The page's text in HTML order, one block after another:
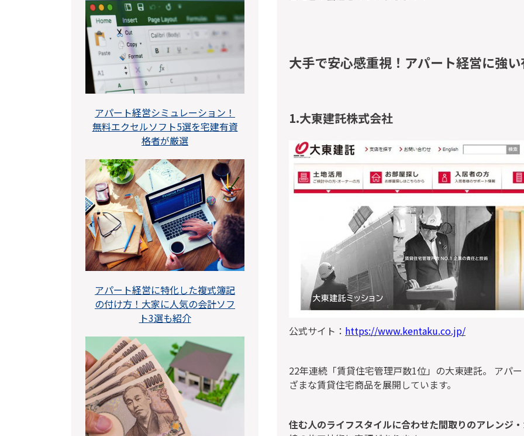
アパート経営シミュレーション！
無料エクセルソフト5選を宅建有資
格者が厳選
アパート経営に特化した複式簿記
の付け方！大家に人気の会計ソフ
ト3選も紹介
大手で安心感重視！アパート経営に強
1.大東建託株式会社
公式サイト： https://www.kentaku.co.jp/
22年連続「賃貸住宅管理戸数1位」の大東建託。 アパ
ざまな賃貸住宅商品を展開しています。
住む人のライフスタイルに合わせた間取りのアレンジ